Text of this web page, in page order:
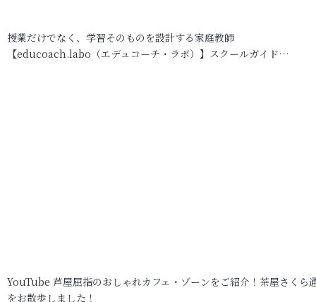
授業だけでなく、学習そのものを設計する家庭教師
【educoach.labo（エデュコーチ・ラボ）】スクールガイド…
YouTube 芦屋屈指のおしゃれカフェ・ゾーンをご紹介！茶屋さくら
をお散歩しました！